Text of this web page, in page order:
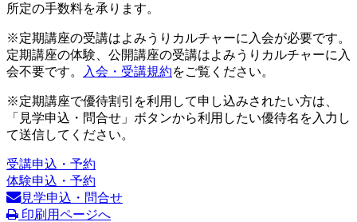
所定の手数料を承ります。
※定期講座の受講はよみうりカルチャーに入会が必要です。
定期講座の体験、公開講座の受講はよみうりカルチャーに入
会不要です。
入会・受講規約をご覧ください。
※定期講座で優待割引を利用して申し込みされたい方は、
「見学申込・問合せ」ボタンから利用したい優待名を入力し
て送信してください。
受講申込・予約
体験申込・予約
見学申込・問合せ
印刷用ページへ